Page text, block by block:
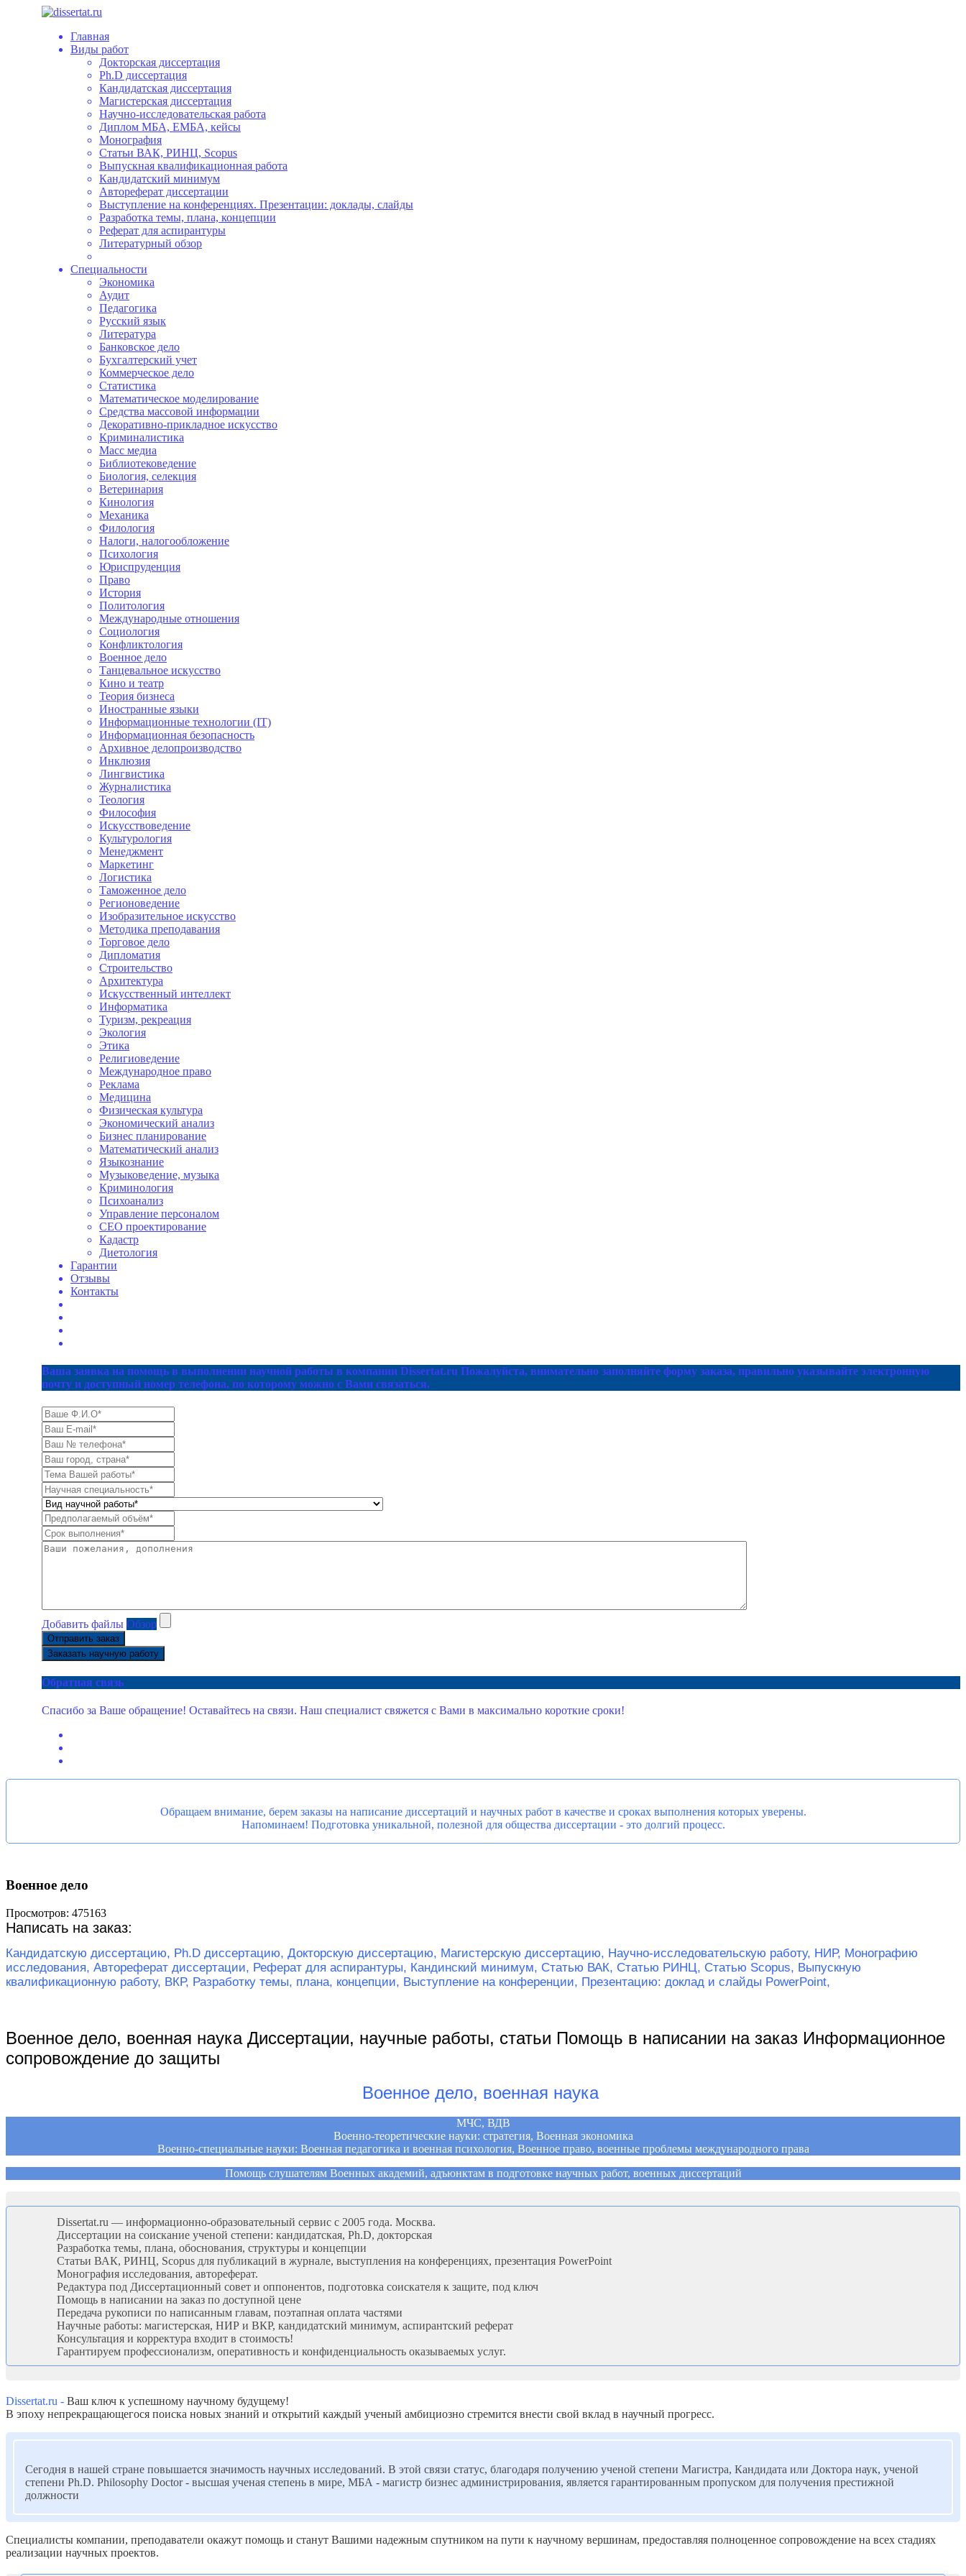
Главная
Виды работ
Докторская диссертация
Ph.D диссертация
Кандидатская диссертация
Магистерская диссертация
Научно-исследовательская работа
Диплом МБА, ЕМБА, кейсы
Монография
Статьи ВАК, РИНЦ, Scopus
Выпускная квалификационная работа
Кандидатский минимум
Автореферат диссертации
Выступление на конференциях. Презентации: доклады, слайды
Разработка темы, плана, концепции
Реферат для аспирантуры
Литературный обзор
Специальности
Экономика
Аудит
Педагогика
Русский язык
Литература
Банковское дело
Бухгалтерский учет
Коммерческое дело
Статистика
Математическое моделирование
Средства массовой информации
Декоративно-прикладное искусство
Криминалистика
Масс медиа
Библиотековедение
Биология, селекция
Ветеринария
Кинология
Механика
Филология
Налоги, налогообложение
Психология
Юриспруденция
Право
История
Политология
Международные отношения
Социология
Конфликтология
Военное дело
Танцевальное искусство
Кино и театр
Теория бизнеса
Иностранные языки
Информационные технологии (IT)
Информационная безопасность
Архивное делопроизводство
Инклюзия
Лингвистика
Журналистика
Теология
Философия
Искусствоведение
Культурология
Менеджмент
Маркетинг
Логистика
Таможенное дело
Регионоведение
Изобразительное искусство
Методика преподавания
Торговое дело
Дипломатия
Строительство
Архитектура
Искусственный интеллект
Информатика
Туризм, рекреация
Экология
Этика
Религиоведение
Международное право
Реклама
Медицина
Физическая культура
Экономический анализ
Бизнес планирование
Математический анализ
Языкознание
Музыковедение, музыка
Криминология
Психоанализ
Управление персоналом
СЕО проектирование
Кадастр
Диетология
Гарантии
Отзывы
Контакты
Ваша заявка на помощь в выполнении научной работы в компании Dissertat.ru Пожалуйста, внимательно заполняйте форму заказа, правильно указывайте электронную
почту и доступный номер телефона, по которому можно с Вами связаться.
Добавить файлы Обзор
Отправить заказ
Заказать научную работу
Обратная связь
Спасибо за Ваше обращение! Оставайтесь на связи. Наш специалист свяжется с Вами в максимально короткие сроки!
Обращаем внимание, берем заказы на написание диссертаций и научных работ в качестве и сроках выполнения которых уверены.
Напоминаем! Подготовка уникальной, полезной для общества диссертации - это долгий процесс.
Военное дело
Просмотров: 475163
Написать на заказ:
Кандидатскую диссертацию, Ph.D диссертацию, Докторскую диссертацию, Магистерскую диссертацию, Научно-исследовательскую работу, НИР, Монографию
исследования, Автореферат диссертации, Реферат для аспирантуры, Кандинский минимум, Статью ВАК, Статью РИНЦ, Статью Scopus, Выпускную
квалификационную работу, ВКР, Разработку темы, плана, концепции, Выступление на конференции, Презентацию: доклад и слайды PowerPoint,
Военное дело, военная наука Диссертации, научные работы, статьи Помощь в написании на заказ Информационное
сопровождение до защиты
Военное дело, военная наука
МЧС, ВДВ
Военно-теоретические науки: стратегия, Военная экономика
Военно-специальные науки: Военная педагогика и военная психология, Военное право, военные проблемы международного права
Помощь слушателям Военных академий, адъюнктам в подготовке научных работ, военных диссертаций
Dissertat.ru — информационно-образовательный сервис с 2005 года. Москва.
Диссертации на соискание ученой степени: кандидатская, Ph.D, докторская
Разработка темы, плана, обоснования, структуры и концепции
Статьи ВАК, РИНЦ, Scopus для публикаций в журнале, выступления на конференциях, презентация PowerPoint
Монография исследования, автореферат.
Редактура под Диссертационный совет и оппонентов, подготовка соискателя к защите, под ключ
Помощь в написании на заказ по доступной цене
Передача рукописи по написанным главам, поэтапная оплата частями
Научные работы: магистерская, НИР и ВКР, кандидатский минимум, аспирантский реферат
Консультация и корректура входит в стоимость!
Гарантируем профессионализм, оперативность и конфиденциальность оказываемых услуг.
Dissertat.ru - Ваш ключ к успешному научному будущему!
В эпоху непрекращающегося поиска новых знаний и открытий каждый ученый амбициозно стремится внести свой вклад в научный прогресс.
Сегодня в нашей стране повышается значимость научных исследований. В этой связи статус, благодаря получению ученой степени Магистра, Кандидата или Доктора наук, ученой
степени Ph.D. Philosophy Doctor - высшая ученая степень в мире, МБА - магистр бизнес администрирования, является гарантированным пропуском для получения престижной
должности
Специалисты компании, преподаватели окажут помощь и станут Вашими надежным спутником на пути к научному вершинам, предоставляя полноценное сопровождение на всех стадиях
реализации научных проектов.